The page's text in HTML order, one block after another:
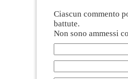
Ciascun commento
battute.
Non sono ammessi